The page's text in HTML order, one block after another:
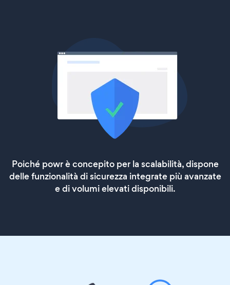
Poiché powr è concepito per la scalabilità, dispone
delle funzionalità di sicurezza integrate più avanzate
e di volumi elevati disponibili.